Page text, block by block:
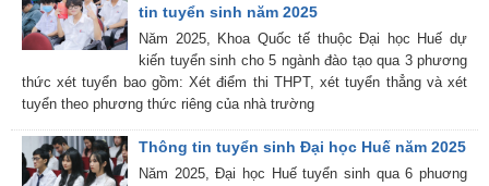
tin tuyển sinh năm 2025
Năm 2025, Khoa Quốc tế thuộc Đại học Huế dự
kiến tuyển sinh cho 5 ngành đào tạo qua 3 phương
thức xét tuyển bao gồm: Xét điểm thi THPT, xét tuyển thẳng và xét
tuyển theo phương thức riêng của nhà trường
Thông tin tuyển sinh Đại học Huế năm 2025
Năm 2025, Đại học Huế tuyển sinh qua 6 phuơng